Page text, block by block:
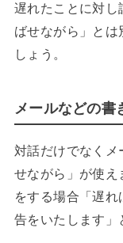
遅れたことに対
ばせながら」とは
しょう。
メールなどの書
対話だけでなく
せながら」が使
をする場合「遅
告をいたします」